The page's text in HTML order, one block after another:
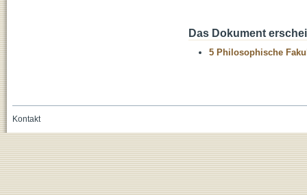
Das Dokument
5 Philosophische
Kontakt